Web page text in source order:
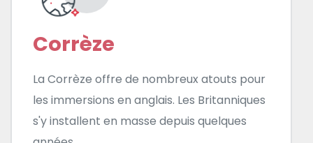
Corrèze
La Corrèze offre de nombreux atouts pour
les immersions en anglais. Les Britanniques
s'y installent en masse depuis quelques